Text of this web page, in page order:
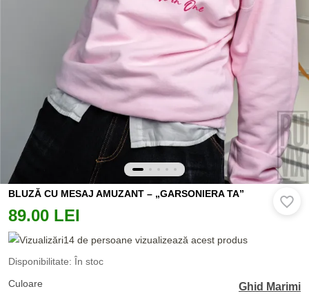
BLUZĂ CU MESAJ AMUZANT – „GARSONIERA TA”
89.00 LEI
14 de persoane vizualizează acest produs
Disponibilitate: În stoc
Culoare
Ghid Marimi